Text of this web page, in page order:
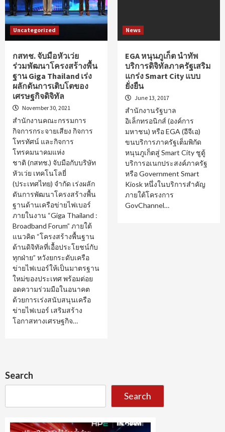
Uncategorized
กสทช. จับมือหัวเว่ย
ร่วมพัฒนาโครงสร้างพื้น
ฐาน Giga Thailand เร่ง
ผลักดันการเติบโตของ
เศรษฐกิจดิจิทัล
November 30, 2021
สำนักงานคณะกรรมการ
กิจการกระจายเสียง กิจการ
โทรทัศน์ และกิจการ
โทรคมนาคมแห่ง
ชาติ (กสทช.) จับมือกับบริษัท
หัวเว่ย เทคโนโลยี่
(ประเทศไทย) จํากัด เร่งผลัก
ดันการพัฒนาโครงสร้างพื้น
ฐานด้านเครือข่ายไฟเบอร์
ภายในงาน “Giga Thailand :
Broadband Forum” ภายใต้
แนวคิด “โครงสร้างพื้นฐาน
ด้านดิจิทัลที่เอื้อประโยชน์กับ
ทุกฝ่าย” หวังยกระดับเครือ
ข่ายไฟเบอร์ให้เป็นมาตรฐาน
ใหม่ของประเทศ พร้อมต่อย
อดความร่วมมือในอนาคต
ด้วยการเร่งสนับสนุนเครือ
ข่ายไฟเบอร์ เสริมสร้าง
โอกาสทางเศรษฐกิจ…
News
EGA หนุนภูเก็ต นำทัพ
บริการดิจิทัลภาครัฐเสริม
แกร่ง Smart City แบบ
ยั่งยืน
June 13, 2017
สำนักงานรัฐบาล
อิเล็กทรอนิกส์ (องค์การ
มหาชน) หรือ EGA (อีจีเอ)
ขนบริการภาครัฐเต็มพิกัด
หนุนภูเก็ตสู่ Smart City ชูตู้
บริการอเนกประสงค์ภาครัฐ
หรือ Government Smart
Kiosk หนึ่งในบริการสำคัญ
ภายใต้โครงการ
GovChannel…
Search
Search